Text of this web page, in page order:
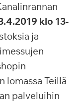
klo 13-
ja
lomassa Teillä
palveluihin